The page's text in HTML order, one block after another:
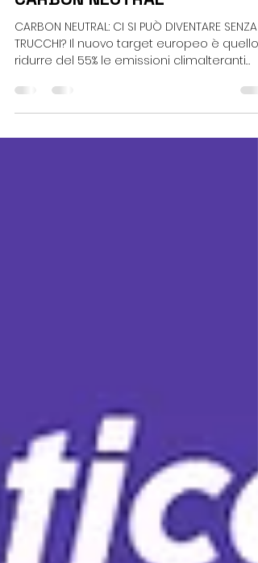
6 apr 2021 Tempo di lettura: 2 min
CARBON NEUTRAL
TRUCCHI? Il nuovo target europeo è quello
ridurre del 55% le emissioni climalteranti